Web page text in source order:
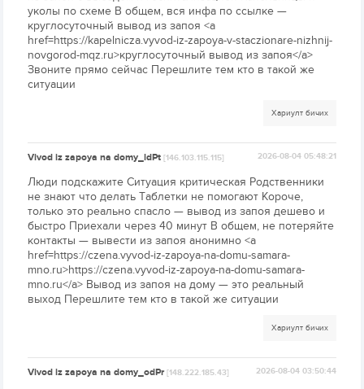
уколы по схеме В общем, вся инфа по ссылке —
круглосуточный вывод из запоя <a
href=https://kapelnicza.vyvod-iz-zapoya-v-staczionare-nizhnij-
novgorod-mqz.ru>круглосуточный вывод из запоя</a>
Звоните прямо сейчас Перешлите тем кто в такой же
ситуации
Хариулт бичих
Vivod iz zapoya na domy_ldPt[146.103.115.115] 2026-08-04 05:48:21
Люди подскажите Ситуация критическая Родственники
не знают что делать Таблетки не помогают Короче,
только это реально спасло — вывод из запоя дешево и
быстро Приехали через 40 минут В общем, не потеряйте
контакты — вывести из запоя анонимно <a
href=https://czena.vyvod-iz-zapoya-na-domu-samara-
mno.ru>https://czena.vyvod-iz-zapoya-na-domu-samara-
mno.ru</a> Вывод из запоя на дому — это реальный
выход Перешлите тем кто в такой же ситуации
Хариулт бичих
Vivod iz zapoya na domy_odPr[148.222.185.43] 2026-08-04 03:50:44